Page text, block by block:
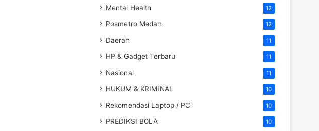
Mental Health 12
Posmetro Medan 12
Daerah 11
HP & Gadget Terbaru 11
Nasional 11
HUKUM & KRIMINAL 10
Rekomendasi Laptop / PC 10
PREDIKSI BOLA 10